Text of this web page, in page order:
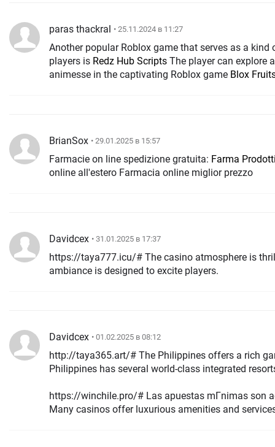
paras thackral • 25.11.2024 в 11:27
Another popular Roblox game that serves as a kind
players is Redz Hub Scripts The player can explore
animesse in the captivating Roblox game Blox
BrianSox • 29.01.2025 в 15:57
Farmacie on line spedizione gratuita: Farma
online all'estero Farmacia online miglior prezzo
Davidcex • 31.01.2025 в 17:37
https://taya777.icu/# The casino atmosphere is
ambiance is designed to excite players.
Davidcex • 01.02.2025 в 08:12
http://taya365.art/# The Philippines offers a rich
Philippines has several world-class integrated
https://winchile.pro/# Las apuestas mГ­nimas son
Many casinos offer luxurious amenities and